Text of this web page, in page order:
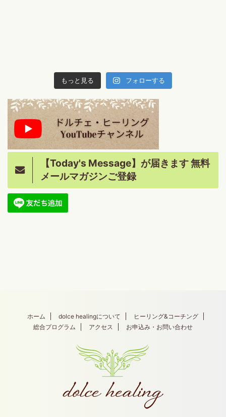
もっと見る フォローする
【Today's Message】が届きます 無料
メールマガジンご登録
ホーム dolce healingについて
ヒーリング&コーチング
総合プログラム
アクセス お申込み・お問い合わせ